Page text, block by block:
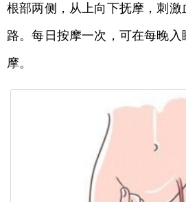
根部两侧，从上向下抚摩，刺激
路。每日按摩一次，可在每晚
摩。